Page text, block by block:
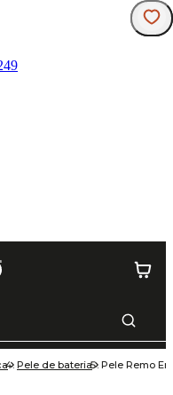
Pele de bateria Pele Remo